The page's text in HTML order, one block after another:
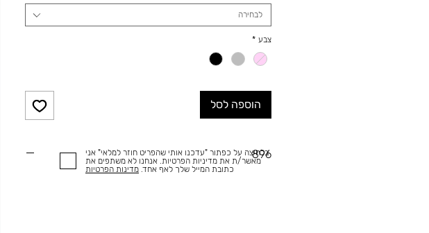
לבחירה
צבע *
הוספה לסל
896
בלחיצה על כפתור "עדכנו אותי שהפריט חוזר למלאי" אני
מאשר/ת את מדיניות הפרטיות. אנחנו לא משתפים את
כתובת המייל שלך לאף אחד. מדינות הפרטיות